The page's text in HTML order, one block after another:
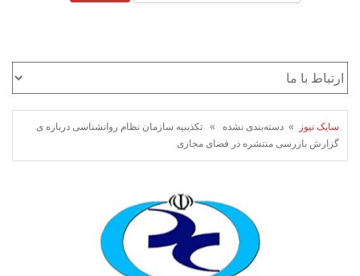
برای:
سایک نیوز
» دسته‌بندی نشده » تکذیبیه سازمان نظام روانشناسی درباره ی
گزارش بازرسی منتشره در فضای مجازی